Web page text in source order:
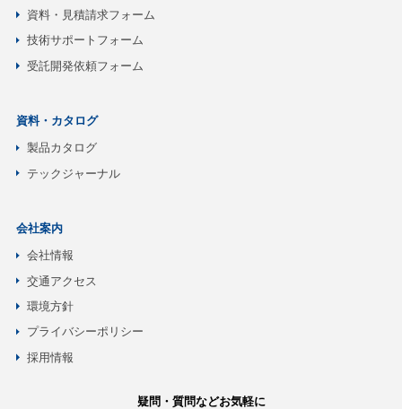
資料・見積請求フォーム
技術サポートフォーム
受託開発依頼フォーム
資料・カタログ
製品カタログ
テックジャーナル
会社案内
会社情報
交通アクセス
環境方針
プライバシーポリシー
採用情報
疑問・質問などお気軽に